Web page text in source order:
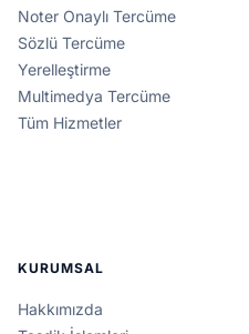
Noter Onaylı Tercüme
Sözlü Tercüme
Yerelleştirme
Multimedya Tercüme
Tüm Hizmetler
KURUMSAL
Hakkımızda